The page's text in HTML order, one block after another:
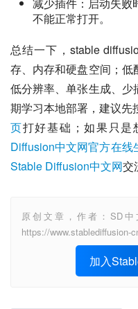
不能正常打开。
总结一下，stable
存、内存和硬盘空间；
低分辨率、单张生成、
期学习本地部署，建议先
页打好基础；如果只
Diffusion中文网官方在线
Stable Diffusion中文网交
原创文章，作者：SD
https://www.stablediffusion-
加入